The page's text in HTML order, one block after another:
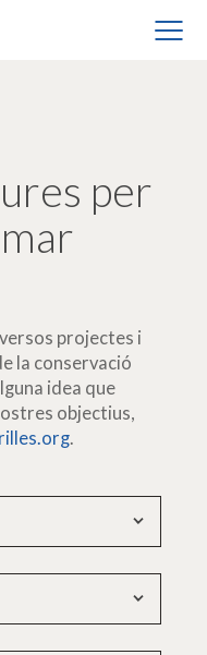
per
projectes i
la conservació
idea que
objectius,
.